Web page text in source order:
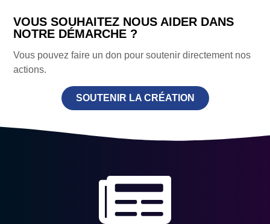
VOUS SOUHAITEZ NOUS AIDER DANS
NOTRE DÉMARCHE ?
Vous pouvez faire un don pour soutenir directement nos
actions.
SOUTENIR LA CRÉATION